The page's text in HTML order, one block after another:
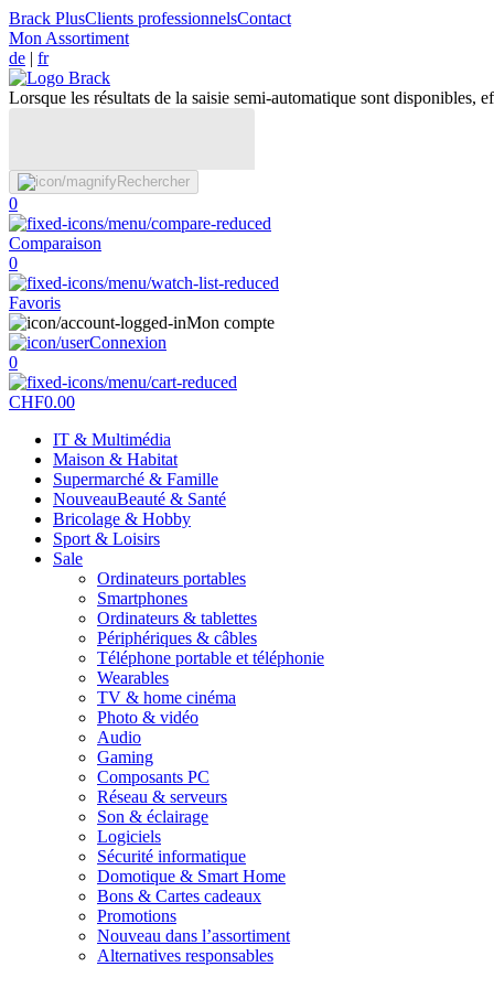
Brack PlusClients professionnelsContact
Mon Assortiment
de | fr
Lorsque les résultats de la saisie semi-automatique sont disponibles,
Rechercher
0
Comparaison
0
Favoris
Mon compte
Connexion
0
CHF0.00
IT & Multimédia
Maison & Habitat
Supermarché & Famille
NouveauBeauté & Santé
Bricolage & Hobby
Sport & Loisirs
Sale
Ordinateurs portables
Smartphones
Ordinateurs & tablettes
Périphériques & câbles
Téléphone portable et téléphonie
Wearables
TV & home cinéma
Photo & vidéo
Audio
Gaming
Composants PC
Réseau & serveurs
Son & éclairage
Logiciels
Sécurité informatique
Domotique & Smart Home
Bons & Cartes cadeaux
Promotions
Nouveau dans l’assortiment
Alternatives responsables